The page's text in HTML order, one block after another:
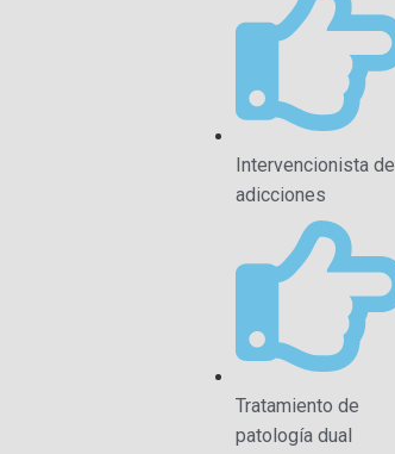
Intervencionista de
adicciones
Tratamiento de
patología dual